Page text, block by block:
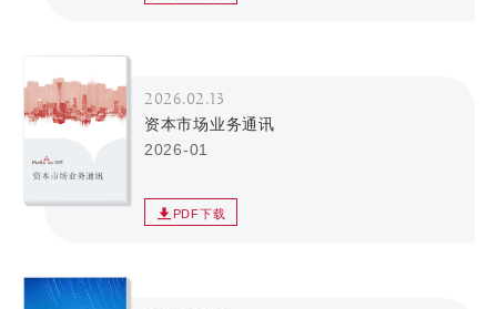
2026.02.13
资本市场业务通讯
2026-01
PDF下载